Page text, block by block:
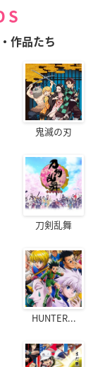
作品たち
鬼滅の刃
刀剣乱舞
HUNTER...